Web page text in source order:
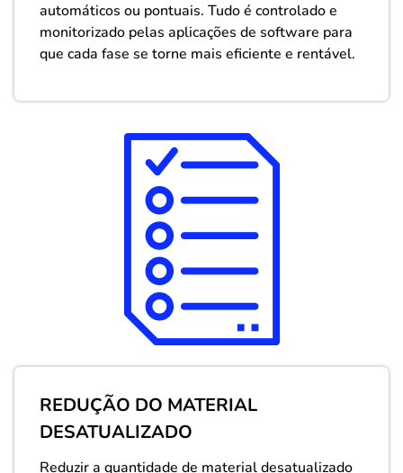
automáticos ou pontuais. Tudo é controlado e
monitorizado pelas aplicações de software para
que cada fase se torne mais eficiente e rentável.
REDUÇÃO DO MATERIAL
DESATUALIZADO
Reduzir a quantidade de material desatualizado